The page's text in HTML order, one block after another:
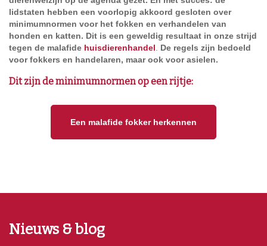
lidstaten hebben een voorlopig akkoord gesloten over
minimumnormen voor het fokken en verhandelen van
honden en katten. Dit is een geweldig resultaat in onze strijd
tegen de malafide huisdierenhandel. De regels zijn bedoeld
voor fokkers en handelaren, maar ook voor asielen.
Dit zijn de minimumnormen op een rijtje:
Een malafide fokker herkennen
Nieuws & blog